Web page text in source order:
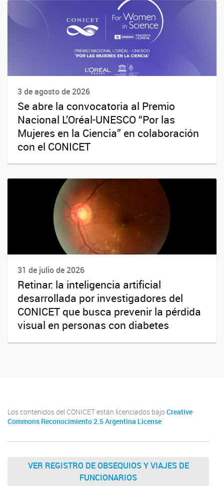
3 de agosto de 2026
Se abre la convocatoria al Premio
Nacional L’Oréal-UNESCO “Por las
Mujeres en la Ciencia” en colaboración
con el CONICET
31 de julio de 2026
Retinar: la inteligencia artificial
desarrollada por investigadores del
CONICET que busca prevenir la pérdida
visual en personas con diabetes
Los contenidos del CONICET están licenciados bajo Creative
Commons Reconocimiento 2.5 Argentina License
VER REGISTRO DE OBSEQUIOS Y VIAJES DE
FUNCIONARIOS